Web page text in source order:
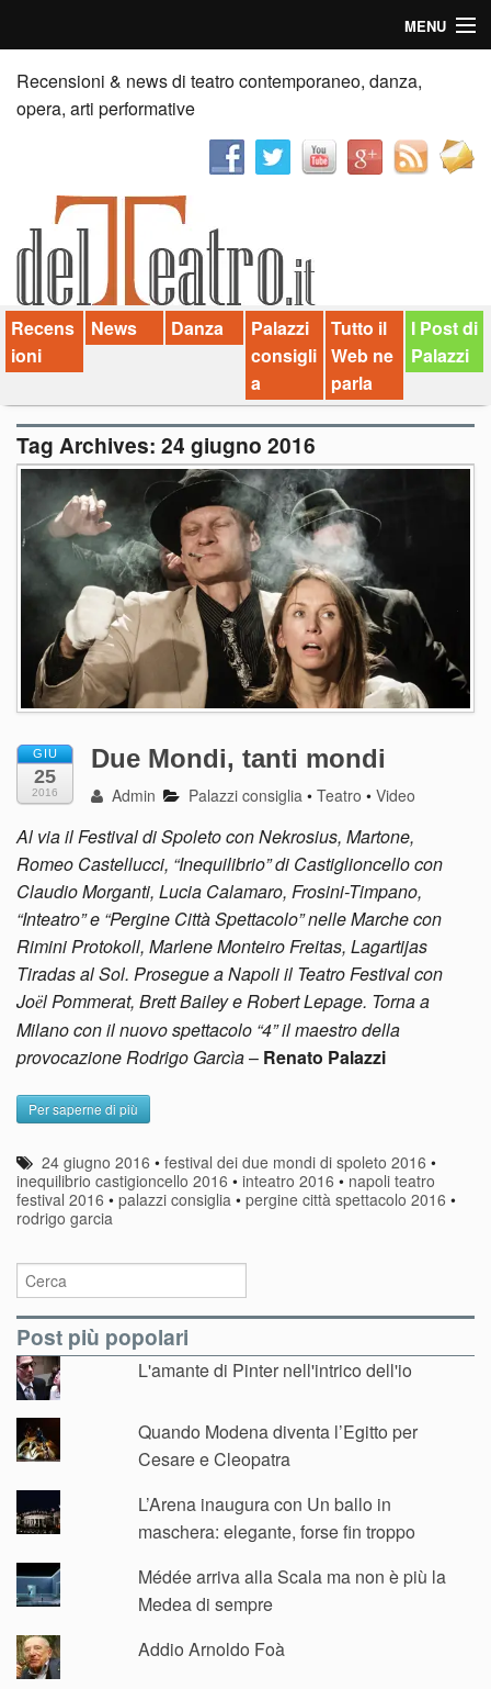
MENU
Home
Recensioni
News
Palazzi consiglia
Video
Chi siamo
Contatti
dT in English
Recensioni & news di teatro contemporaneo, danza,
opera, arti performative
Recens
ioni
News Danza
Palazzi
consigli
a
Tutto il
Web ne
parla
I Post di
Palazzi
Tag Archives: 24 giugno 2016
GIU
25
2016
Due Mondi, tanti mondi
Admin Palazzi consiglia •Teatro •Video
Al via il Festival di Spoleto con Nekrosius, Martone,
Romeo Castellucci, “Inequilibrio” di Castiglioncello con
Claudio Morganti, Lucia Calamaro, Frosini-Timpano,
“Inteatro” e “Pergine Città Spettacolo” nelle Marche con
Rimini Protokoll, Marlene Monteiro Freitas, Lagartijas
Tiradas al Sol. Prosegue a Napoli il Teatro Festival con
Joël Pommerat, Brett Bailey e Robert Lepage. Torna a
Milano con il nuovo spettacolo “4” il maestro della
provocazione Rodrigo Garcìa– Renato Palazzi
Per saperne di più
24 giugno 2016 •festival dei due mondi di spoleto 2016 •
inequilibrio castigioncello 2016 • inteatro 2016 • napoli teatro
festival 2016 • palazzi consiglia • pergine città spettacolo 2016 •
rodrigo garcia
Post più popolari
L'amante di Pinter nell'intrico dell'io
Quando Modena diventa l’Egitto per
Cesare e Cleopatra
L’Arena inaugura con Un ballo in
maschera: elegante, forse fin troppo
Médée arriva alla Scala ma non è più la
Medea di sempre
Addio Arnoldo Foà